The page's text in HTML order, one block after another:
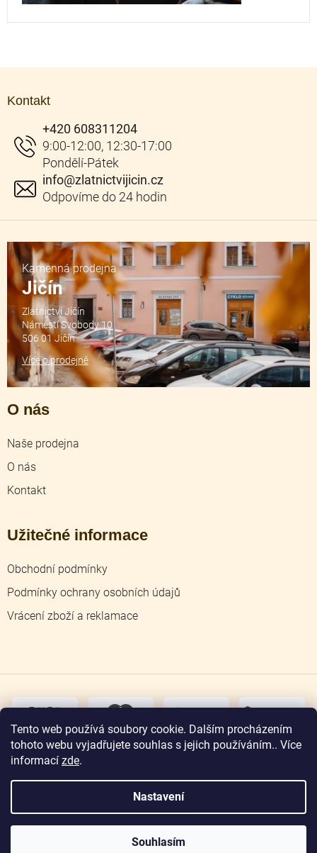
Tento web používá soubory cookie. Dalším procházením
tohoto webu vyjadřujete souhlas s jejich používáním.. Více
informací zde.
Nastavení
Souhlasím
Kontakt
info@zlatnictvijicin.cz
+420 608311204
O nás
Naše prodejna
O nás
Kontakt
Užitečné informace
Obchodní podmínky
Podmínky ochrany osobních údajů
Vrácení zboží a reklamace
Kamenná prodejna
Jičín
Zlatnictví Jičín
Náměstí Svobody 10
506 01 Jičín
Více o prodejně
osobní
Copyright 2026Zlatnictví Jičín. Všechna práva
vyhrazena.